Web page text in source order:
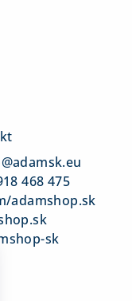
@adamsk.eu
468 475
adamshop.sk
sk